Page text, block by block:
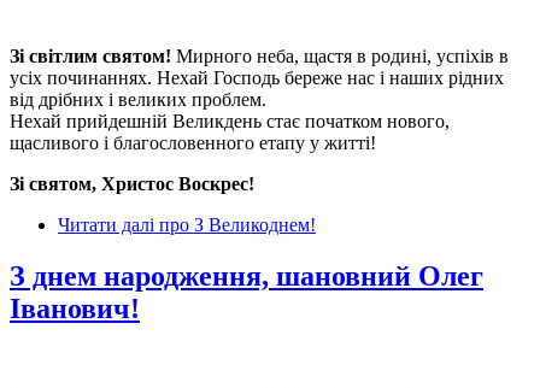
Зі світлим святом! Мирного неба, щастя в родині, успіхів в
усіх починаннях. Нехай Господь береже нас і наших рідних
від дрібних і великих проблем.
Нехай прийдешній Великдень стає початком нового,
щасливого і благословенного етапу у житті!
Зі святом, Христос Воскрес!
Читати далі про З Великоднем!
З днем народження, шановний Олег
Іванович!